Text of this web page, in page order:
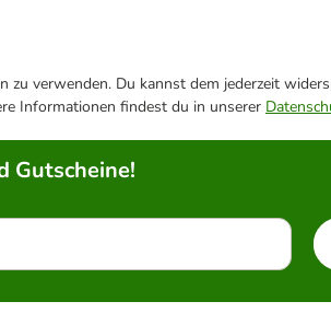
verwenden. Du kannst dem jederzeit
Informationen findest du in unserer
Gutscheine!